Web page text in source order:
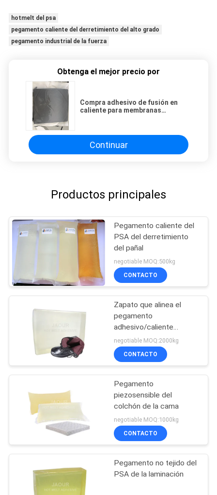
hotmelt del psa
pegamento caliente del derretimiento del alto grado
pegamento industrial de la fuerza
Obtenga el mejor precio por
Compra adhesivo de fusión en
caliente para membranas
Continuar
Productos principales
Pegamento caliente del
PSA del derretimiento
del pañal
negotiable MOQ:500kg
CONTACTO
Zapato que alinea el
pegamento
adhesivo/caliente
caliente del
derretimiento del Psa del
derretimiento para la
negotiable MOQ:2000kg
CONTACTO
Pegamento
piezosensible del
colchón de la cama
negotiable MOQ:1000kg
CONTACTO
Pegamento no tejido del
PSA de la laminación